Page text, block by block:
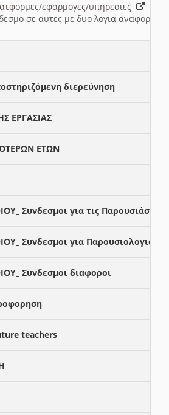
εφαρμογες/υπηρεσιες
σε αυτες με δυο λογια αναφορικα
διερεύνηση
ΕΡΓΑΣΙΑΣ
ΕΤΩΝ
Συνδεσμοι για τις Παρουσιάσεις
Συνδεσμοι για Παρουσιολογια
Συνδεσμοι διαφοροι
teachers